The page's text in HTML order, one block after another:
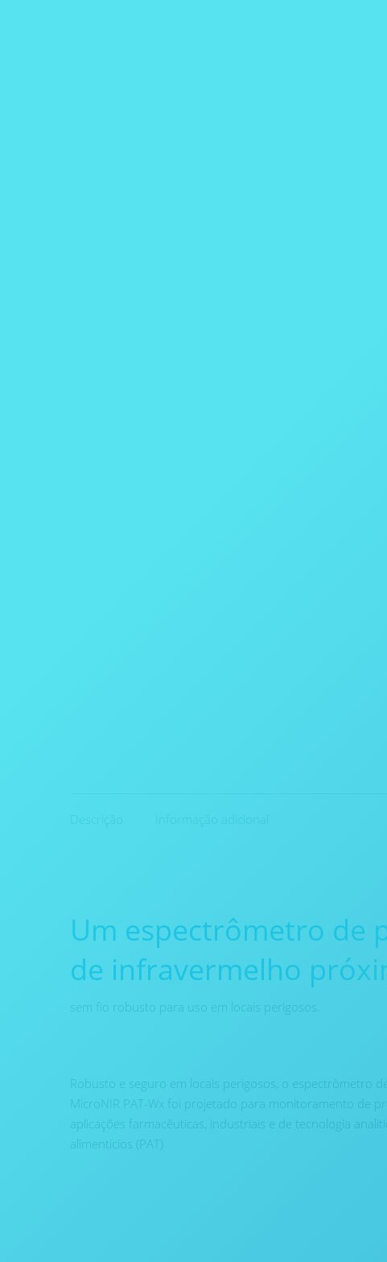
Um espectrômetro de
de infravermelho
sem fio robusto para uso em locais perigosos.
Robusto e seguro em locais perigosos, o espectrômetro
MicroNIR PAT-Wx foi projetado para monitoramento de
aplicações farmacêuticas, industriais e de tecnologia
alimentícios (PAT)